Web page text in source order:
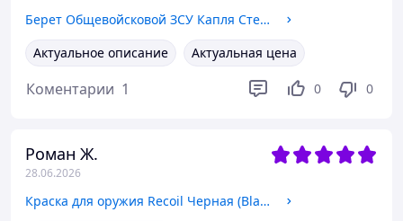
Берет Общевойсковой ЗСУ Капля Степ в сборе с металлическим флажком
Актуальное описание
Актуальная цена
Коментарии 1 0 0
Роман Ж.
28.06.2026
Краска для оружия Recoil Черная (Black) 400 мл тактическая износостойкая краска-спрей для маскировки и тюнинга